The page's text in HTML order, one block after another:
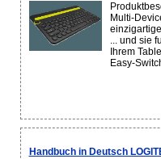
Multi-
... und sie
Ihrem
Easy-
Handbuch in Deutsch